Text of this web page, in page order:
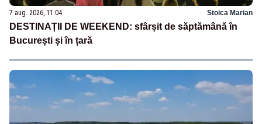
7 aug. 2026, 11:04 Stoica Marian
DESTINAȚII DE WEEKEND: sfârșit de săptămână în
București și în țară